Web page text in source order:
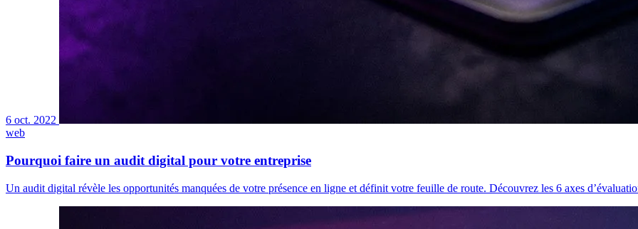
6 oct. 2022
web
Pourquoi faire un audit digital pour votre entreprise
Un audit digital révèle les opportunités manquées de votre présence en ligne et définit votre feuille de route. Découvrez les 6 axes